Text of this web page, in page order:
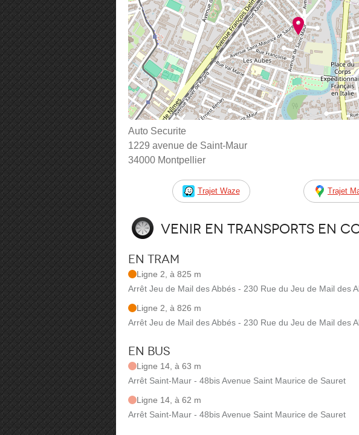
Auto Securite
1229 avenue de Saint-Maur
34000 Montpellier
Trajet Waze Trajet
Venir en transports en
En tram
Ligne 2, à 825 m
Arrêt Jeu de Mail des Abbés - 230 Rue du Jeu de Mail des
Ligne 2, à 826 m
Arrêt Jeu de Mail des Abbés - 230 Rue du Jeu de Mail des
En bus
Ligne 14, à 63 m
Arrêt Saint-Maur - 48bis Avenue Saint Maurice de Sauret
Ligne 14, à 62 m
Arrêt Saint-Maur - 48bis Avenue Saint Maurice de Sauret